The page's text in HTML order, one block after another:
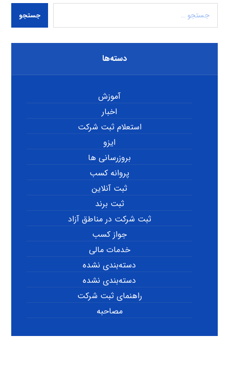
جستجو
دسته‌ها
آموزش
اخبار
استعلام ثبت شرکت
ایزو
بروزرسانی ها
پروانه کسب
ثبت آنلاین
ثبت برند
ثبت شرکت در مناطق آزاد
جواز کسب
خدمات مالی
دسته‌بندی نشده
دسته‌بندی نشده
راهنمای ثبت شرکت
مصاحبه